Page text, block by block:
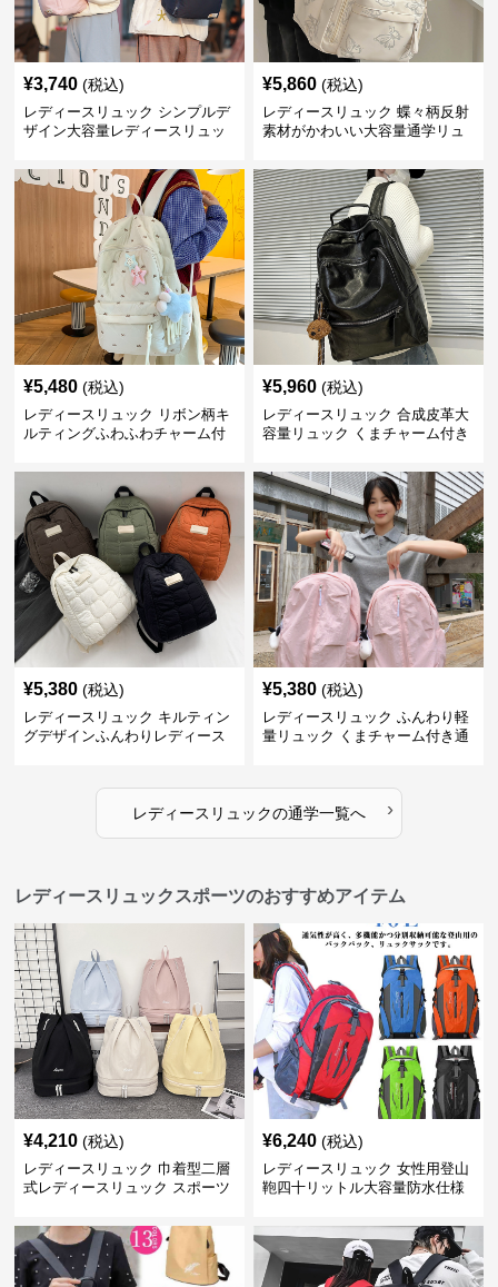
¥3,740 (税込)
レディースリュック シンプルデ
ザイン大容量レディースリュッ
¥5,860 (税込)
レディースリュック 蝶々柄反射
素材がかわいい大容量通学リュ
¥5,480 (税込)
レディースリュック リボン柄キ
ルティングふわふわチャーム付
¥5,960 (税込)
レディースリュック 合成皮革大
容量リュック くまチャーム付き
¥5,380 (税込)
レディースリュック キルティン
グデザインふんわりレディース
¥5,380 (税込)
レディースリュック ふんわり軽
量リュック くまチャーム付き通
レディースリュックの通学一覧へ ›
レディースリュックスポーツのおすすめアイテム
¥4,210 (税込)
レディースリュック 巾着型二層
式レディースリュック スポーツ
¥6,240 (税込)
レディースリュック 女性用登山
鞄四十リットル大容量防水仕様